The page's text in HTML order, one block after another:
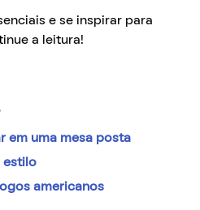
e se inspirar para
a leitura!
em uma mesa posta
estilo
americanos